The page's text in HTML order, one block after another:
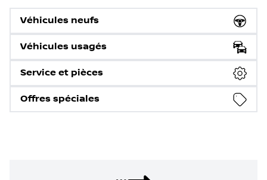
Véhicules neufs
Véhicules usagés
Service et pièces
Offres spéciales